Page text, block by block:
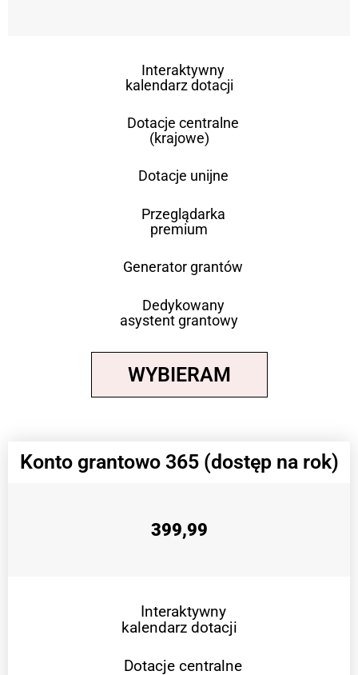
Interaktywny
kalendarz dotacji
Dotacje centralne
(krajowe)
Dotacje unijne
Przeglądarka
premium
Generator grantów
Dedykowany
asystent grantowy
WYBIERAM
Konto grantowo 365 (dostęp na rok)
399,99
Interaktywny
kalendarz dotacji
Dotacje centralne